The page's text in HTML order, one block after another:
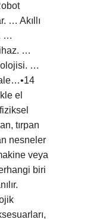
… Akıllı
…
…
…
el
tırpan
nesneler
veya
biri